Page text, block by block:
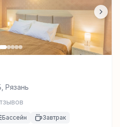
Рязань
Бассейн Завтрак